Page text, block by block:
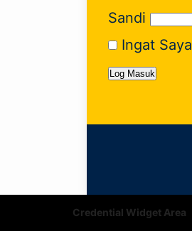
Sandi
Ingat Saya
Credential Widget Area